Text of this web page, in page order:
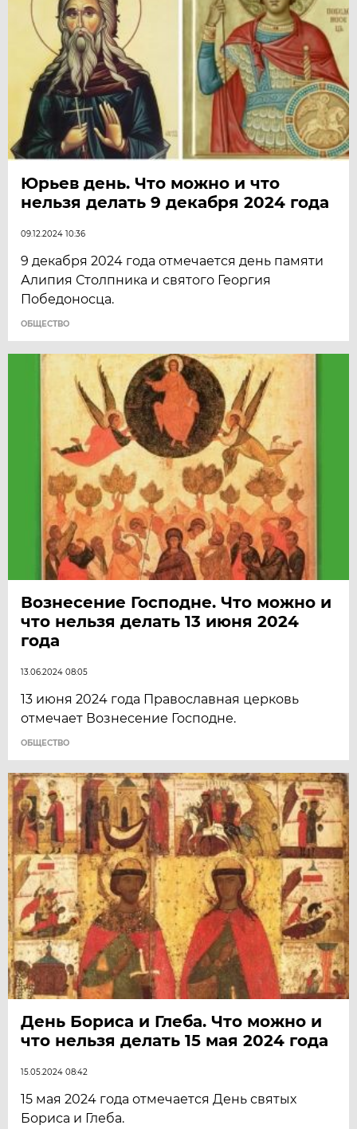
Юрьев день. Что можно и что
нельзя делать 9 декабря 2024 года
09.12.2024 10:36
9 декабря 2024 года отмечается день памяти
Алипия Столпника и святого Георгия
Победоносца.
ОБЩЕСТВО
Вознесение Господне. Что можно и
что нельзя делать 13 июня 2024
года
13.06.2024 08:05
13 июня 2024 года Православная церковь
отмечает Вознесение Господне.
ОБЩЕСТВО
День Бориса и Глеба. Что можно и
что нельзя делать 15 мая 2024 года
15.05.2024 08:42
15 мая 2024 года отмечается День святых
Бориса и Глеба.